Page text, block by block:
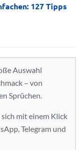
127 Tipps
Auswahl
– von
Sprüchen.
mit einem Klick
Telegram und